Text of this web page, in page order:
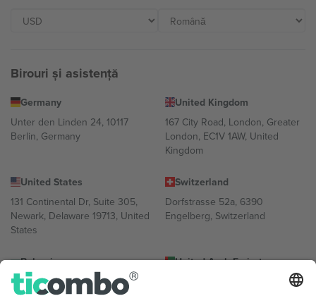
Birouri și asistență
Germany
Unter den Linden 24, 10117
Berlin, Germany
United Kingdom
167 City Road, London, Greater
London, EC1V 1AW, United
Kingdom
United States
131 Continental Dr, Suite 305,
Newark, Delaware 19713, United
States
Switzerland
Dorfstrasse 52a, 6390
Engelberg, Switzerland
Bulgaria
Regus Sofia City West, bul
Totleben 53-55, 1606 Sofia,
United Arab Emirates
UAE Dubai Silicon Oasis, DDP